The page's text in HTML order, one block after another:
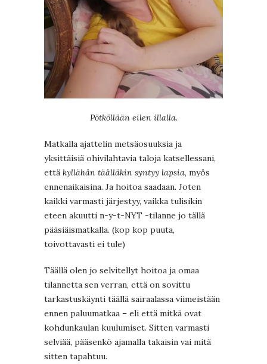
Pötköllään eilen illalla.
Matkalla ajattelin metsäosuuksia ja
yksittäisiä ohivilahtavia taloja katsellessani,
että kyllähän täälläkin syntyy lapsia, myös
ennenaikaisina. Ja hoitoa saadaan. Joten
kaikki varmasti järjestyy, vaikka tulisikin
eteen akuutti n-y-t-NYT -tilanne jo tällä
pääsiäismatkalla. (kop kop puuta,
toivottavasti ei tule)
Täällä olen jo selvitellyt hoitoa ja omaa
tilannetta sen verran, että on sovittu
tarkastuskäynti täällä sairaalassa viimeistään
ennen paluumatkaa – eli että mitkä ovat
kohdunkaulan kuulumiset. Sitten varmasti
selviää, pääsenkö ajamalla takaisin vai mitä
sitten tapahtuu.